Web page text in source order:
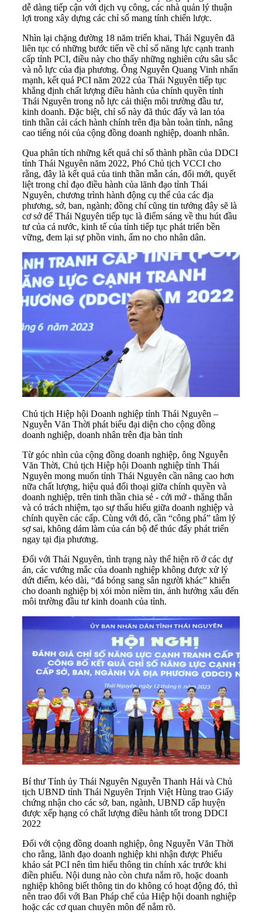
dễ dàng tiếp cận với dịch vụ công, các nhà quản lý thuận
lợi trong xây dựng các chỉ số mang tính chiến lược.
Nhìn lại chặng đường 18 năm triển khai, Thái Nguyên đã
liên tục có những bước tiến về chỉ số năng lực cạnh tranh
cấp tỉnh PCI, điều này cho thấy những nghiên cứu sâu sắc
và nỗ lực của địa phương. Ông Nguyễn Quang Vinh nhấn
mạnh, kết quả PCI năm 2022 của Thái Nguyên tiếp tục
khẳng định chất lượng điều hành của chính quyền tỉnh
Thái Nguyên trong nỗ lực cải thiện môi trường đầu tư,
kinh doanh. Đặc biệt, chỉ số này đã thúc đẩy và lan tỏa
tinh thần cải cách hành chính trên địa bàn toàn tỉnh, nâng
cao tiếng nói của cộng đồng doanh nghiệp, doanh nhân.
Qua phân tích những kết quả chỉ số thành phần của DDCI
tỉnh Thái Nguyên năm 2022, Phó Chủ tịch VCCI cho
rằng, đây là kết quả của tinh thần mẫn cán, đổi mới, quyết
liệt trong chỉ đạo điều hành của lãnh đạo tỉnh Thái
Nguyên, chương trình hành động cụ thể của các địa
phương, sở, ban, ngành; đồng chí cũng tin tưởng đây sẽ là
cơ sở để Thái Nguyên tiếp tục là điểm sáng về thu hút đầu
tư của cả nước, kinh tế của tỉnh tiếp tục phát triển bền
vững, đem lại sự phồn vinh, ấm no cho nhân dân.
Chủ tịch Hiệp hội Doanh nghiệp tỉnh Thái Nguyên –
Nguyễn Văn Thời phát biểu đại diện cho cộng đồng
doanh nghiệp, doanh nhân trên địa bàn tỉnh
Từ góc nhìn của cộng đồng doanh nghiệp, ông Nguyễn
Văn Thời, Chủ tịch Hiệp hội Doanh nghiệp tỉnh Thái
Nguyên mong muốn tỉnh Thái Nguyên cần nâng cao hơn
nữa chất lượng, hiệu quả đối thoại giữa chính quyền và
doanh nghiệp, trên tinh thần chia sẻ - cởi mở - thẳng thắn
và có trách nhiệm, tạo sự thấu hiểu giữa doanh nghiệp và
chính quyền các cấp. Cùng với đó, cần “công phá” tâm lý
sợ sai, không dám làm của cán bộ để thúc đẩy phát triển
ngay tại địa phương.
Đối với Thái Nguyên, tình trạng này thể hiện rõ ở các dự
án, các vướng mắc của doanh nghiệp không được xử lý
dứt điểm, kéo dài, “đá bóng sang sân người khác” khiến
cho doanh nghiệp bị xói mòn niềm tin, ảnh hưởng xấu đến
môi trường đầu tư kinh doanh của tỉnh.
Bí thư Tỉnh ủy Thái Nguyên Nguyễn Thanh Hải và Chủ
tịch UBND tỉnh Thái Nguyên Trịnh Việt Hùng trao Giấy
chứng nhận cho các sở, ban, ngành, UBND cấp huyện
được xếp hạng có chất lượng điều hành tốt trong DDCI
2022
Đối với cộng đồng doanh nghiệp, ông Nguyễn Văn Thời
cho rằng, lãnh đạo doanh nghiệp khi nhận được Phiếu
khảo sát PCI nên tìm hiểu thông tin chính xác trước khi
điền phiếu. Nội dung nào còn chưa nắm rõ, hoặc doanh
nghiệp không biết thông tin do không có hoạt động đó, thì
nên trao đổi với Ban Pháp chế của Hiệp hội doanh nghiệp
hoặc các cơ quan chuyên môn để nắm rõ.